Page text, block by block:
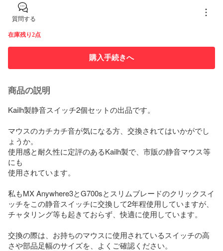
質問する
在庫残り2点
購入手続きへ
商品の説明
Kailh製静音スイッチ2個セットの出品です。
マウスのカチカチ音が気になる方、交換されてはいかがでし
ょうか。
使用感と耐久性に定評のあるKailh製で、市販の静音マウス等
にも
使用されています。
私もMX Anywhere3とG700sとスリムブレードのクリックスイ
ッチをこの静音スイッチに交換して2年程使用していますが、
チャタリング等も起きておらず、快適に使用しています。
交換の際は、お持ちのマウスに使用されているスイッチの高
さや部品足幅のサイズを、よくご確認ください。